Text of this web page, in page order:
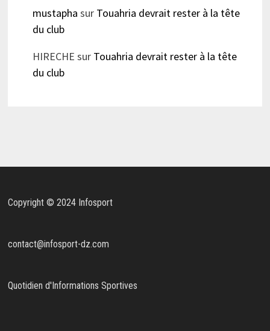
mustapha sur Touahria devrait rester à la tête
du club
HIRECHE sur Touahria devrait rester à la tête
du club
Copyright © 2024 Infosport
contact@infosport-dz.com
Quotidien d'Informations Sportives